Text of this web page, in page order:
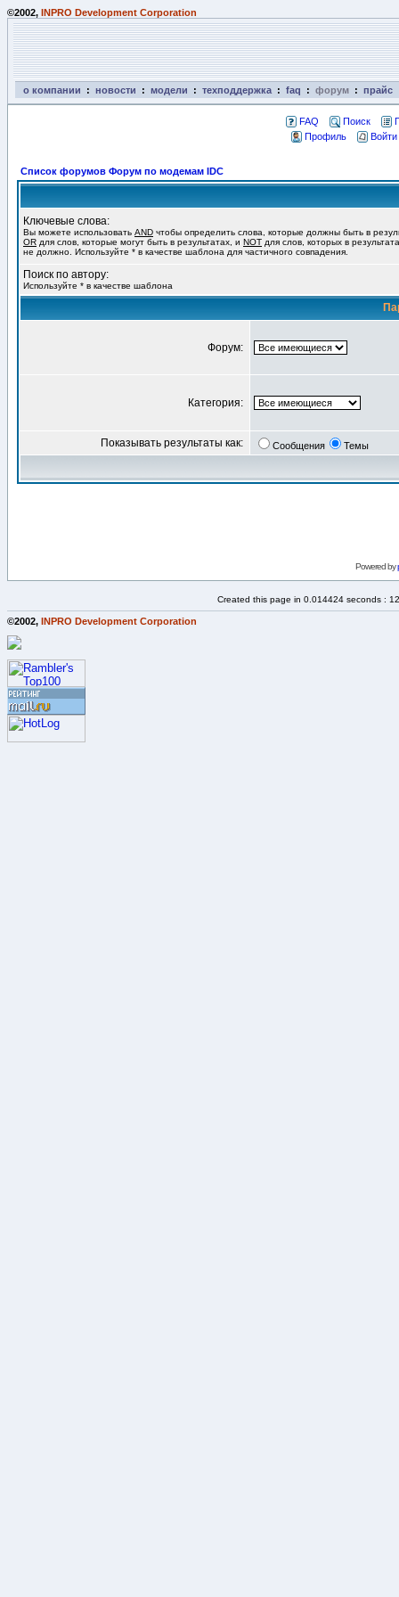
©2002, INPRO Development Corporation
о компании : новости : модели : техподдержка : faq : форум : прайс
FAQ Поиск
Профиль
Список форумов Форум по модемам IDC
Ключевые слова:
Вы можете использовать AND чтобы определить слова, которые должны быть в
OR для слов, которые могут быть в результатах, и NOT для слов, которых в
не должно. Используйте * в качестве шаблона для частичного совпадения.
Поиск по автору:
Используйте * в качестве шаблона
Форум:
Категория:
Показывать результаты как: Сообщения Темы
Powered by
Created this page in 0.014424 seconds :
©2002, INPRO Development Corporation